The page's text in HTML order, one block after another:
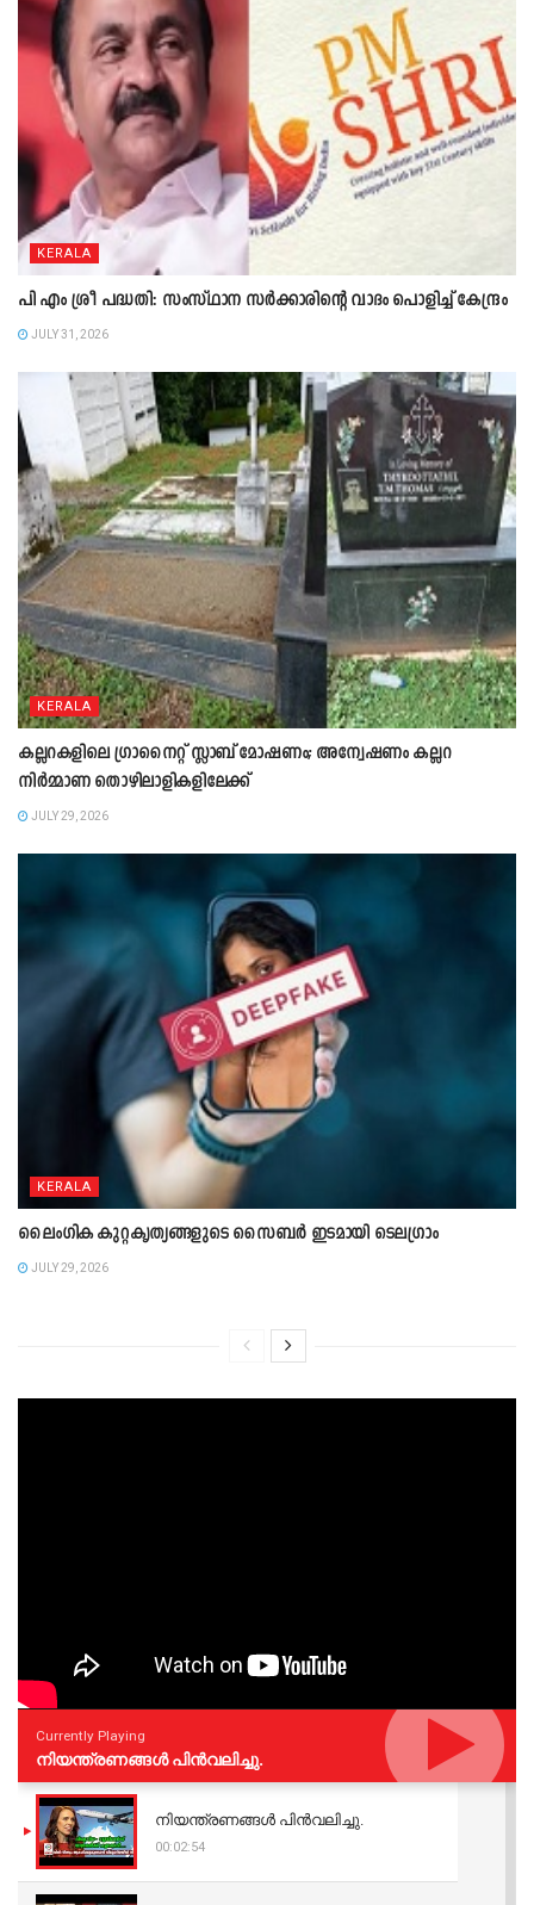
KERALA
പി എം ശ്രീ പദ്ധതി: സംസ്ഥാന സർക്കാരിന്റെ വാദം പൊളിച്ച് കേന്ദ്രം
JULY 31, 2026
KERALA
കല്ലറകളിലെ ഗ്രാനൈറ്റ് സ്ലാബ് മോഷണം; അന്വേഷണം കല്ലറ
നിർമ്മാണ തൊഴിലാളികളിലേക്ക്
JULY 29, 2026
KERALA
ലൈംഗിക കുറ്റകൃത്യങ്ങളുടെ സൈബർ ഇടമായി ടെലഗ്രാം
JULY 29, 2026
Currently Playing
നിയന്ത്രണങ്ങള്‍ പിന്‍വലിച്ചു.
നിയന്ത്രണങ്ങള്‍ പിന്‍വലിച്ചു.
00:02:54